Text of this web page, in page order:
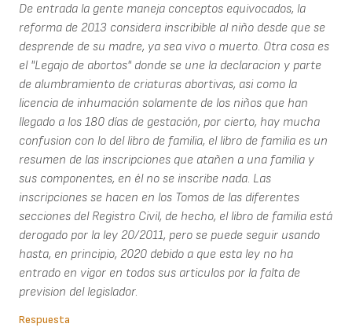
De entrada la gente maneja conceptos equivocados, la
reforma de 2013 considera inscribible al niño desde que se
desprende de su madre, ya sea vivo o muerto. Otra cosa es
el "Legajo de abortos" donde se une la declaracion y parte
de alumbramiento de criaturas abortivas, asi como la
licencia de inhumación solamente de los niños que han
llegado a los 180 días de gestación, por cierto, hay mucha
confusion con lo del libro de familia, el libro de familia es un
resumen de las inscripciones que atañen a una familia y
sus componentes, en él no se inscribe nada. Las
inscripciones se hacen en los Tomos de las diferentes
secciones del Registro Civil, de hecho, el libro de familia está
derogado por la ley 20/2011, pero se puede seguir usando
hasta, en principio, 2020 debido a que esta ley no ha
entrado en vigor en todos sus articulos por la falta de
prevision del legislador.
Respuesta